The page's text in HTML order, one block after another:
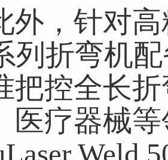
针对高
列折弯机
把控全长
医疗器械